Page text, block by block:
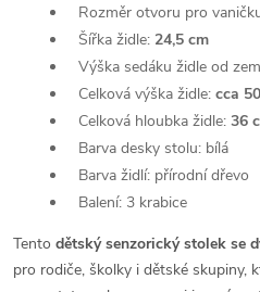
Rozměr otvoru pro
Šířka židle: 24,5 cm
Výška sedáku židle od
Celková výška židle: cca
Celková hloubka židle: 36
Barva desky stolu: bílá
Barva židlí: přírodní dřevo
Balení: 3 krabice
Tento dětský senzorický stolek se
pro rodiče, školky i dětské skupiny,